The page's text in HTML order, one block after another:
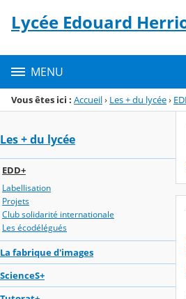
Menu de la rubrique
Contenu
Lycée Edouard
MENU
Vous êtes ici : Accueil› Les + du lycée›
Les + du lycée
EDD+
Labellisation
Projets
Club solidarité internationale
Les écodélégués
La fabrique d'images
ScienceS+